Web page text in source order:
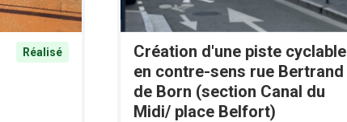
Réalisé
Création d'une piste cyclable
en contre-sens rue Bertrand
de Born (section Canal du
Midi/ place Belfort)